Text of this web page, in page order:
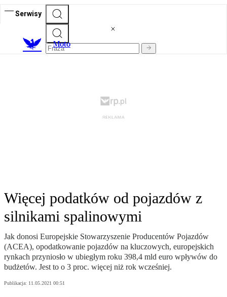
Serwisy
Moto
Więcej podatków od pojazdów z
silnikami spalinowymi
Jak donosi Europejskie Stowarzyszenie Producentów Pojazdów
(ACEA), opodatkowanie pojazdów na kluczowych, europejskich
rynkach przyniosło w ubiegłym roku 398,4 mld euro wpływów do
budżetów. Jest to o 3 proc. więcej niż rok wcześniej.
Publikacja: 11.05.2021 00:51